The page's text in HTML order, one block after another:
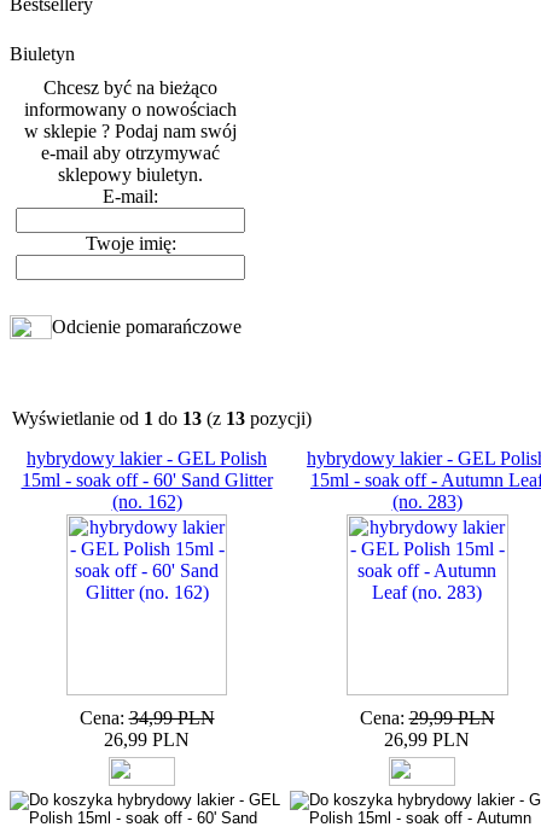
Bestsellery
Biuletyn
Chcesz być na bieżąco
informowany o nowościach
w sklepie ? Podaj nam swój
e-mail aby otrzymywać
sklepowy biuletyn.
E-mail:
Twoje imię:
Odcienie pomarańczowe
Wyświetlanie od 1 do 13 (z 13 pozycji)
hybrydowy lakier - GEL Polish
15ml - soak off - 60' Sand Glitter
(no. 162)
Cena: 34,99 PLN
26,99 PLN
hybrydowy lakier - GEL
15ml - soak off - Autumn
(no. 283)
Cena: 29,99 PLN
26,99 PLN